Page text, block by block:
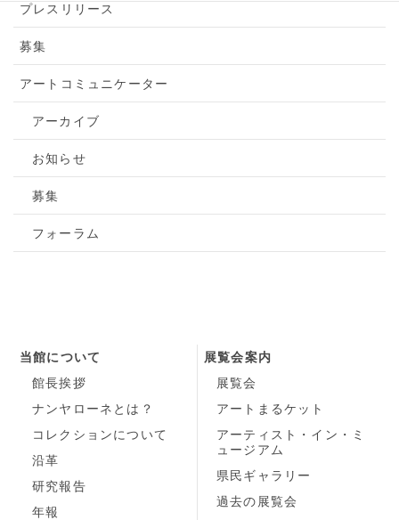
プレスリリース
募集
アートコミュニケーター
アーカイブ
お知らせ
募集
フォーラム
当館について
館長挨拶
ナンヤローネとは？
コレクションについて
沿革
研究報告
年報
展覧会案内
展覧会
アートまるケット
アーティスト・イン・ミ
ュージアム
県民ギャラリー
過去の展覧会